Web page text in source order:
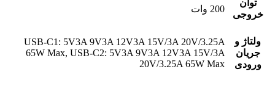
توان
خروجی
200 وات
ولتاژ و
جریان
ورودی
USB-C1: 5V3A 9V3A 12V3A 15V/3A 20V/3.25A
65W Max, USB-C2: 5V3A 9V3A 12V3A 15V/3A
20V/3.25A 65W Max